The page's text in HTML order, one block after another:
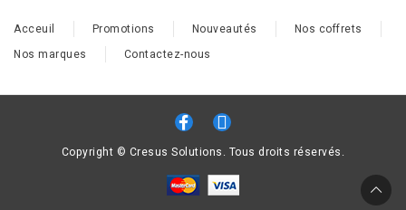
Acceuil Promotions Nouveautés
Nos coffrets
Nos marques
Contactez-nous
Copyright © Cresus Solutions. Tous droits réservés.